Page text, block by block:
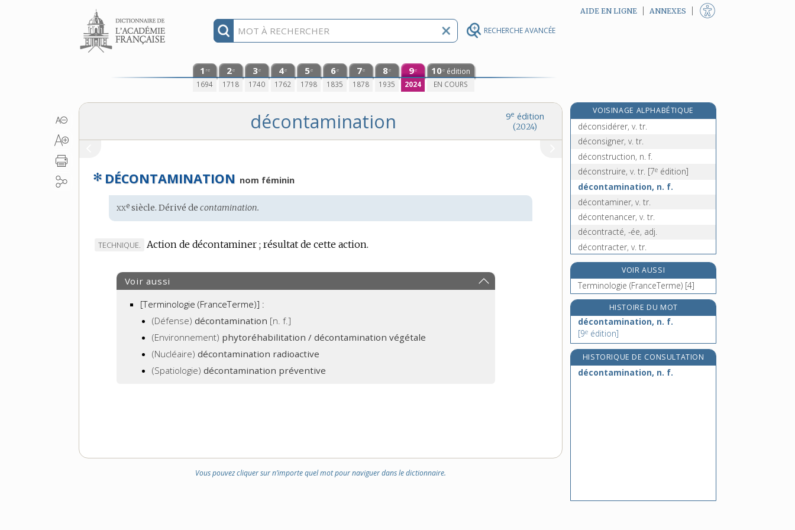
RECHERCHE AVANCÉE
Aller au contenu AIDE EN LIGNE ANNEXES
1 re
1694
2e
1718
3e
1740
4e
1762
5e
1798
6e
1835
7e
1878
8e
1935
9e
2024
10e édition
EN COURS
9e édition
(2024)
décontamination
✻ DÉCONTAMINATION nom féminin
Étymologie
:
xxe siècle. Dérivé decontamination.
MARQUE
DOMAINE
TECHNIQUE. Action de décontaminer ; résultat de cette action.
Voir aussi
[Terminologie (FranceTerme)] :
(Défense)décontamination [n. f.]
(Environnement) phytoréhabilitation / décontamination végétale
(Nucléaire)décontamination radioactive
(Spatiologie)décontamination préventive
Vous pouvez cliquer sur n’importe quel mot pour naviguer dans le dictionnaire.
VOISINAGE ALPHABÉTIQUE
déconsidération, n. f.
déconsidérer, v. tr.
déconsigner, v. tr.
déconstruction, n. f.
déconstruire, v. tr. [7e édition]
décontamination, n. f.
décontaminer, v. tr.
décontenancer, v. tr.
décontracté, -ée, adj.
décontracter, v. tr.
décontraction, n. f.
déconvenue, n. f.
décor, n. m.
décorateur, -trice, n.
décoratif, -ive, adj.
VOIR AUSSI
Terminologie (FranceTerme) [4]
HISTOIRE DU MOT
décontamination, n. f.
[9e édition]
HISTORIQUE DE CONSULTATION
décontamination, n. f.